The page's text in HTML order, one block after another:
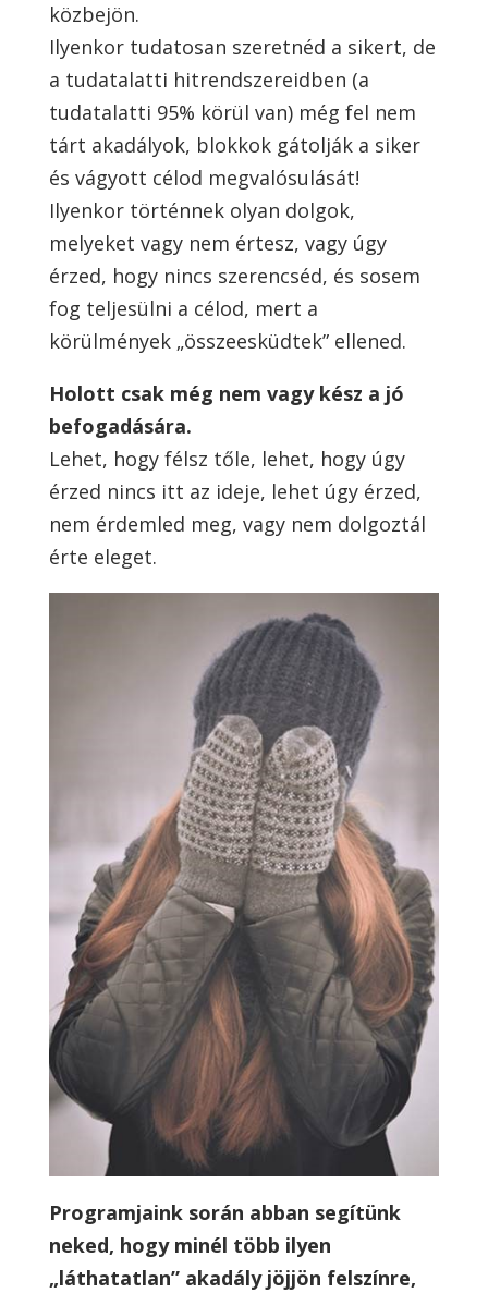
közbejön.
Ilyenkor tudatosan szeretnéd a sikert, de
a tudatalatti hitrendszereidben (a
tudatalatti 95% körül van) még fel nem
tárt akadályok, blokkok gátolják a siker
és vágyott célod megvalósulását!
Ilyenkor történnek olyan dolgok,
melyeket vagy nem értesz, vagy úgy
érzed, hogy nincs szerencséd, és sosem
fog teljesülni a célod, mert a
körülmények „összeesküdtek” ellened.
Holott csak még nem vagy kész a jó
befogadására.
Lehet, hogy félsz tőle, lehet, hogy úgy
érzed nincs itt az ideje, lehet úgy érzed,
nem érdemled meg, vagy nem dolgoztál
érte eleget.
Programjaink során abban segítünk
neked, hogy minél több ilyen
„láthatatlan” akadály jöjjön felszínre,